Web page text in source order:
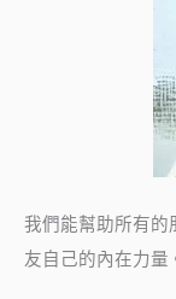
我們能幫助所有的
友自己的內在力量